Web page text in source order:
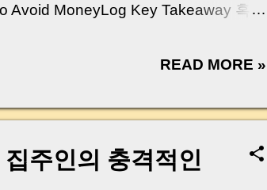
Avoid MoneyLog Key Takeaway 혹시
로 제가 중개 현장에서 겪었던 일입니
출인데 왜 내 통장으로 안 들어오죠?”
사실은 ‘구조’를 몰라서 생기는 걱정입
겠습니다. 이 글 하나만 제대로 이해
하는 마지막 퍼즐” 이 될 수 있습니다. |
READ MORE »
주인의 충격적인